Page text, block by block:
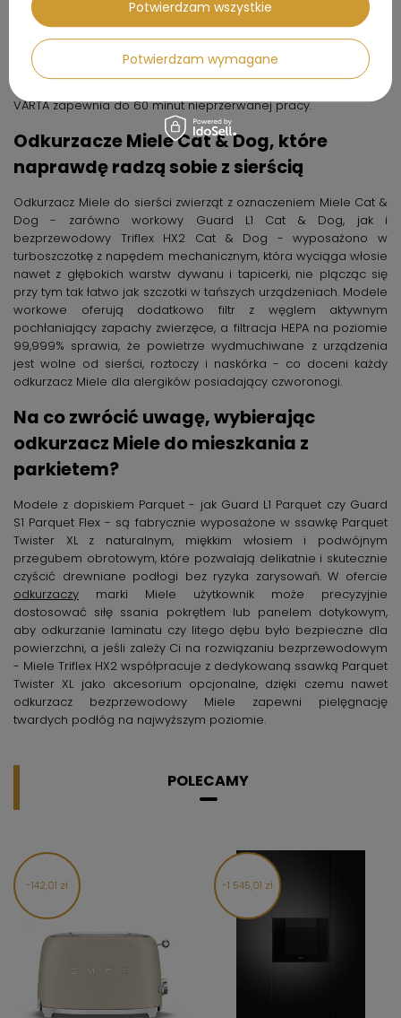
alergików ceniących wygodę bez worków. Z kolei odkurzacz
bezprzewodowy Miele z rodziny Miele Triflex HX2 oferuje
opatentowaną konstrukcję 3 w 1 - tryb komfortowy, dużego
zasięgu i kompaktowy — a silnik Digital Efficiency generuje o
VARTA zapewnia do 60 minut nieprzerwanej pracy.
Odkurzacze Miele Cat & Dog, które
naprawdę radzą sobie z sierścią
Odkurzacz Miele do sierści zwierząt z oznaczeniem Miele Cat &
Dog - zarówno workowy Guard L1 Cat & Dog, jak i
bezprzewodowy Triflex HX2 Cat & Dog - wyposażono w
turboszczotkę z napędem mechanicznym, która wyciąga włosie
nawet z głębokich warstw dywanu i tapicerki, nie plącząc się
przy tym tak łatwo jak szczotki w tańszych urządzeniach. Modele
workowe oferują dodatkowo filtr z węglem aktywnym
pochłaniający zapachy zwierzęce, a filtracja HEPA na poziomie
99,999% sprawia, że powietrze wydmuchiwane z urządzenia
jest wolne od sierści, roztoczy i naskórka - co doceni każdy
odkurzacz Miele dla alergików posiadający czworonogi.
Na co zwrócić uwagę, wybierając
odkurzacz Miele do mieszkania z
parkietem?
Modele z dopiskiem Parquet - jak Guard L1 Parquet czy Guard
S1 Parquet Flex - są fabrycznie wyposażone w ssawkę Parquet
Twister XL z naturalnym, miękkim włosiem i podwójnym
przegubem obrotowym, które pozwalają delikatnie i skutecznie
czyścić drewniane podłogi bez ryzyka zarysowań. W ofercie
odkurzaczy marki Miele użytkownik może precyzyjnie
dostosować siłę ssania pokrętłem lub panelem dotykowym,
aby odkurzanie laminatu czy litego dębu było bezpieczne dla
powierzchni, a jeśli zależy Ci na rozwiązaniu bezprzewodowym
- Miele Triflex HX2 współpracuje z dedykowaną ssawką Parquet
Twister XL jako akcesorium opcjonalne, dzięki czemu nawet
odkurzacz bezprzewodowy Miele zapewni pielęgnację
twardych podłóg na najwyższym poziomie.
POLECAMY
142,01 zł 1 545,01 zł
Potwierdzam wymagane
Potwierdzam wszystkie